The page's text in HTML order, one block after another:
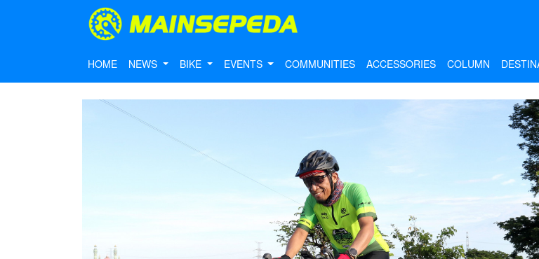
HOME NEWS BIKE EVENTS COMMUNITIES ACCESSORIES COLUMN